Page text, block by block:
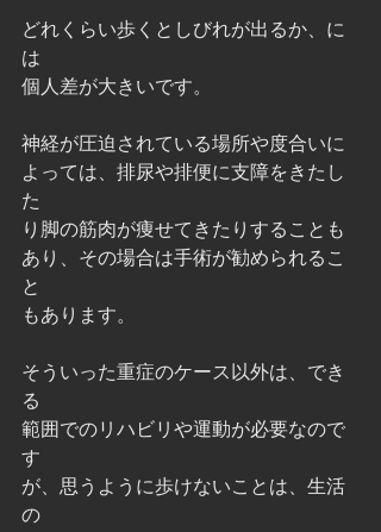
どれくらい歩くとしびれが出るか、に
は
個人差が大きいです。
神経が圧迫されている場所や度合いに
よっては、排尿や排便に支障をきたし
た
り脚の筋肉が痩せてきたりすることも
あり、その場合は手術が勧められるこ
と
もあります。
そういった重症のケース以外は、でき
る
範囲でのリハビリや運動が必要なので
す
が、思うように歩けないことは、生活
の